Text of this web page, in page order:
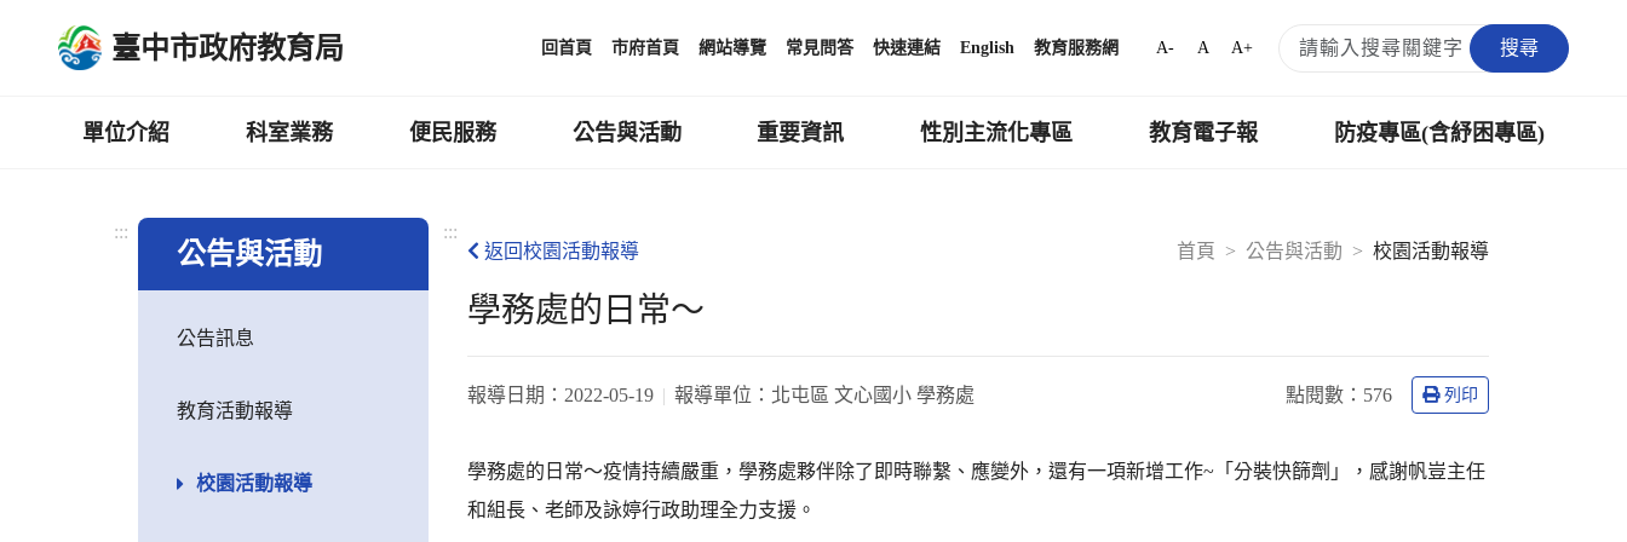
臺中市政府教育局 回首頁 市府首頁 網站導覽 常見問答 快速連結 English 教育服務網 A- A A+ 搜尋
單位介紹 科室業務 便民服務 公告與活動 重要資訊 性別主流化專區 教育電子報 防疫專區(含紓困專區)
:::
公告與活動
公告訊息
教育活動報導
校園活動報導
:::
首頁
公告與活動 校園活動報導
返回校園活動報導
學務處的日常～
報導日期： 2022-05-19 報導單位： 北屯區 文心國小 學務處 點閱數： 576 列印
學務處的日常～疫情持續嚴重，學務處夥伴除了即時聯繫、應變外，還有一項新增工作~「分裝快篩劑」，感謝帆豈主任
和組長、老師及詠婷行政助理全力支援。